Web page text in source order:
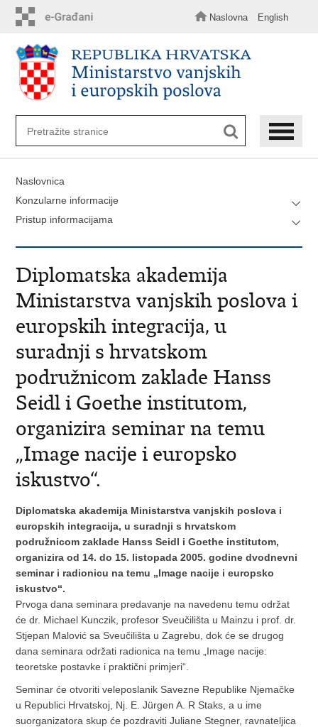
sadržaj
Naslovna English
Naslovnica
Konzularne informacije
Pristup informacijama
Diplomatska akademija
Ministarstva vanjskih poslova i
europskih integracija, u
suradnji s hrvatskom
podružnicom zaklade Hanss
Seidl i Goethe institutom,
organizira seminar na temu
„Image nacije i europsko
iskustvo“.
Diplomatska akademija Ministarstva vanjskih poslova i
europskih integracija, u suradnji s hrvatskom
podružnicom zaklade Hanss Seidl i Goethe institutom,
organizira od 14. do 15. listopada 2005. godine dvodnevni
seminar i radionicu na temu „Image nacije i europsko
iskustvo“.
Prvoga dana seminara predavanje na navedenu temu održat
će dr. Michael Kunczik, profesor Sveučilišta u Mainzu i prof. dr.
Stjepan Malović sa Sveučilišta u Zagrebu, dok će se drugog
dana seminara održati radionica na temu „Image nacije:
teoretske postavke i praktični primjeri“.
Seminar će otvoriti veleposlanik Savezne Republike Njemačke
u Republici Hrvatskoj, Nj. E. Jürgen A. R Staks, a u ime
suorganizatora skup će pozdraviti Juliane Stegner, ravnateljica